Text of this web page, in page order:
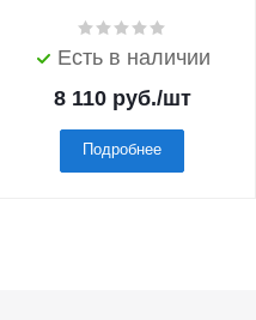
Есть в наличии
8 110руб./шт
Подробнее